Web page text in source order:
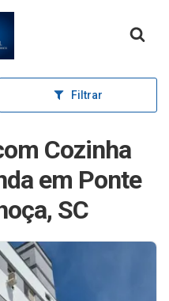
inicial
Filtrar
Cozinha
em Ponte
SC